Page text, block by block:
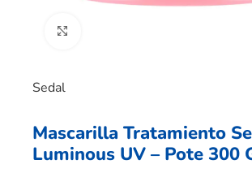
Sedal
Mascarilla Tratamiento
Luminous UV – Pote 300